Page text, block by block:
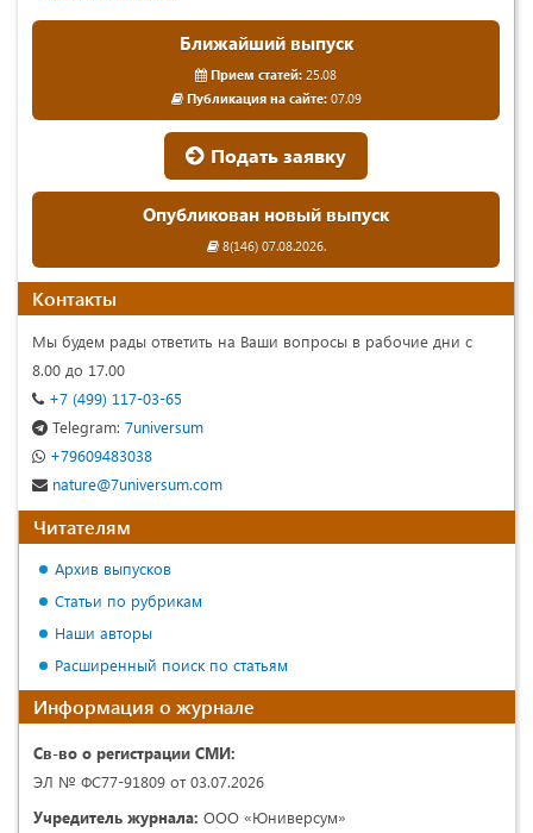
Ближайший выпуск
Прием статей: 25.08
Публикация на сайте:07.09
Подать заявку
Опубликован новый выпуск
8(146) 07.08.2026.
Контакты
Мы будем рады ответить на Ваши вопросы в рабочие дни с
8.00 до 17.00
+7 (499) 117-03-65
Telegram: 7universum
+79609483038
nature@7universum.com
Читателям
Архив выпусков
Статьи по рубрикам
Наши авторы
Расширенный поиск по статьям
Информация о журнале
Св-во о регистрации СМИ:
ЭЛ № ФС77-91809 от 03.07.2026
Учредитель журнала: ООО «Юниверсум»